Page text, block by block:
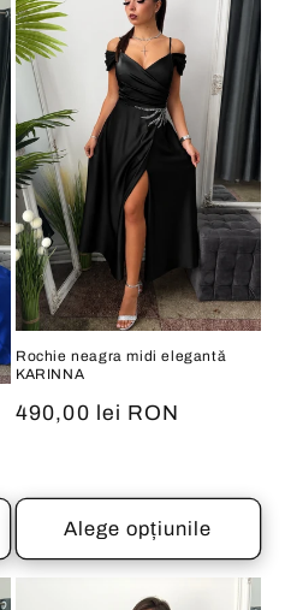
Rochie neagra midi elegantă
KARINNA
Preț
490,00 lei RON
Alege opțiunile